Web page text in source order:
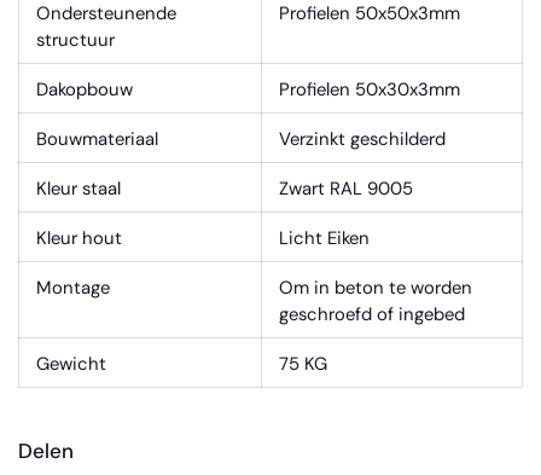
Ondersteunende
structuur
Profielen 50x50x3mm
Dakopbouw Profielen 50x30x3mm
Bouwmateriaal Verzinkt geschilderd
Kleur staal Zwart RAL 9005
Kleur hout Licht Eiken
Montage
Om in beton te worden
geschroefd of ingebed
Gewicht 75 KG
Delen